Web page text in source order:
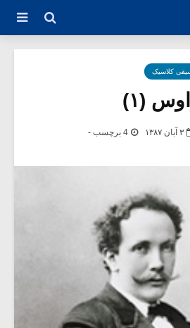
کلاسیک
(۱)
۳ آبان ۱۳۸۷ 4 برچسب -